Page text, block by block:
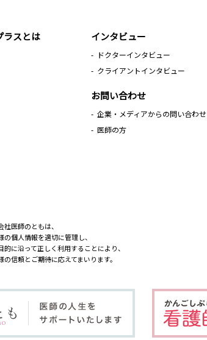
ラスとは インタビュー
ドクターインタビュー
クライアントインタビュー
お問い合わせ
企業・メディアからの問い合わせ
医師の方
社医師のともは、
の個人情報を適切に管理し、
的に沿って正しく利用することにより、
の信頼とご期待に応えてまいります。